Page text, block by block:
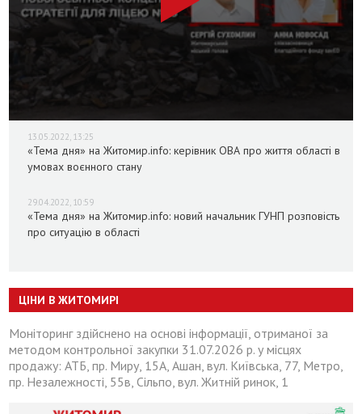
13.05.2022, 13:25
«Тема дня» на Житомир.info: керівник ОВА про життя області в
умовах воєнного стану
29.04.2022, 10:59
«Тема дня» на Житомир.info: новий начальник ГУНП розповість
про ситуацію в області
ЦІНИ В ЖИТОМИРІ
Моніторинг здійснено на основі інформації, отриманої за
методом контрольної закупки 31.07.2026 р. у місцях
продажу: АТБ, пр. Миру, 15А, Ашан, вул. Київська, 77, Метро,
пр. Незалежності, 55в, Сільпо, вул. Житній ринок, 1